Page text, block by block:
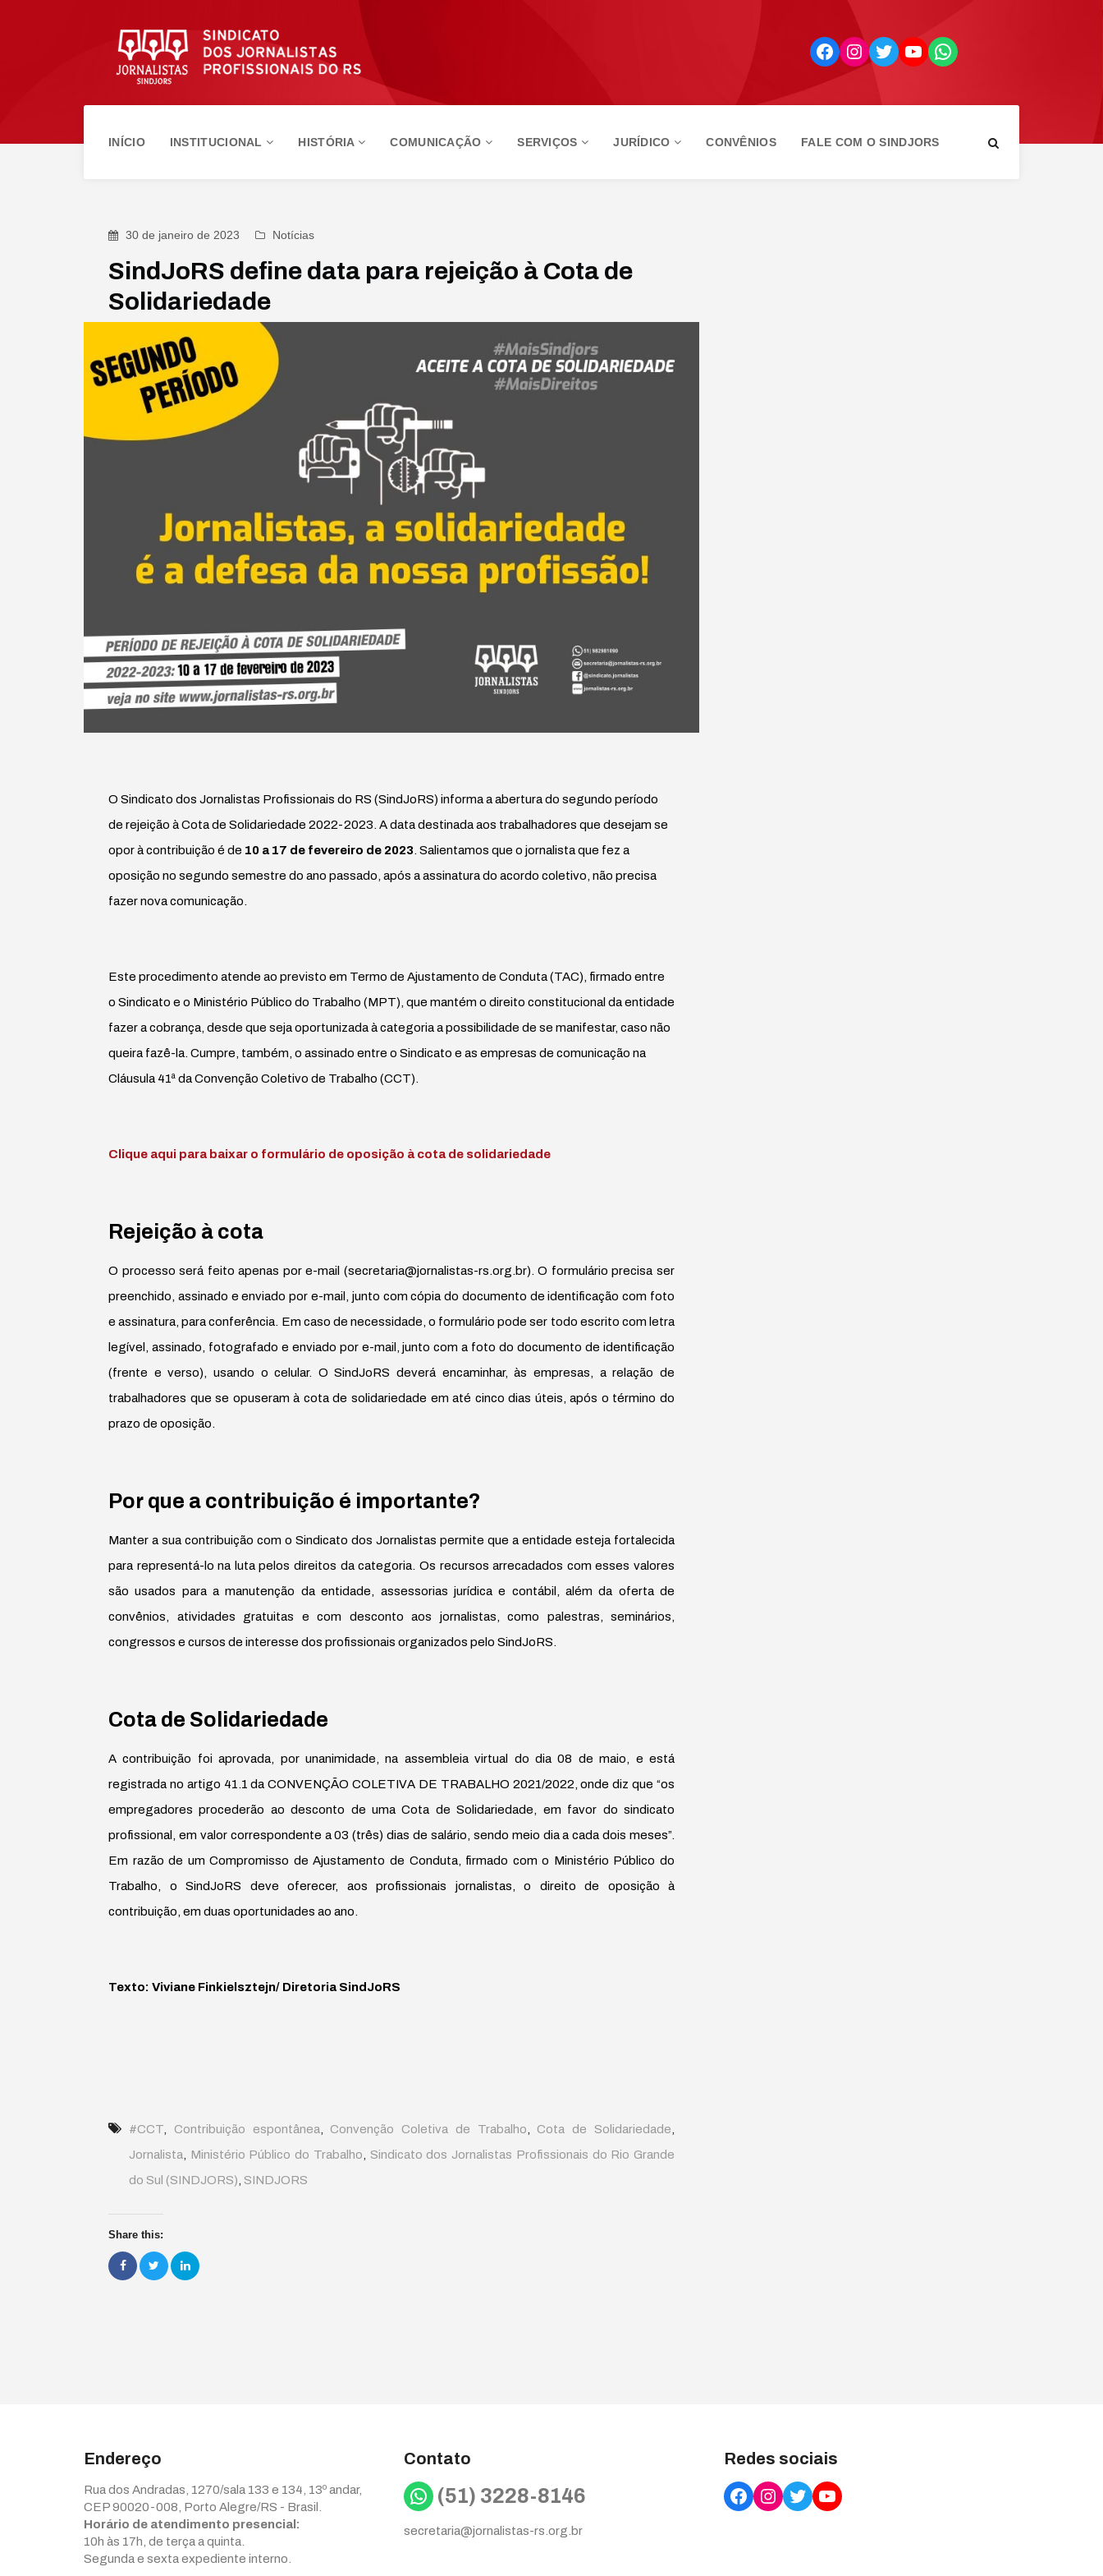
FacebookInstagram
TwitterYouTubeWhatsApp
INÍCIO INSTITUCIONAL HISTÓRIA COMUNICAÇÃO SERVIÇOS JURÍDICO CONVÊNIOS FALE COM O SINDJORS
30 de janeiro de 2023 Notícias
SindJoRS define data para rejeição à Cota de
Solidariedade
O Sindicato dos Jornalistas Profissionais do RS (SindJoRS) informa a abertura do segundo período
de rejeição à Cota de Solidariedade 2022-2023. A data destinada aos trabalhadores que desejam se
opor à contribuição é de 10 a 17 de fevereiro de 2023 . Salientamos que o jornalista que fez a
oposição no segundo semestre do ano passado, após a assinatura do acordo coletivo, não precisa
fazer nova comunicação.
Este procedimento atende ao previsto em Termo de Ajustamento de Conduta (TAC), firmado entre
o Sindicato e o Ministério Público do Trabalho (MPT), que mantém o direito constitucional da entidade
fazer a cobrança, desde que seja oportunizada à categoria a possibilidade de se manifestar, caso não
queira fazê-la. Cumpre, também, o assinado entre o Sindicato e as empresas de comunicação na
Cláusula 41ª da Convenção Coletivo de Trabalho (CCT).
Clique aqui para baixar o formulário de oposição à cota de solidariedade
Rejeição à cota
O processo será feito apenas por e-mail (secretaria@jornalistas-rs.org.br). O formulário precisa ser
preenchido, assinado e enviado por e-mail, junto com cópia do documento de identificação com foto
e assinatura, para conferência. Em caso de necessidade, o formulário pode ser todo escrito com letra
legível, assinado, fotografado e enviado por e-mail, junto com a foto do documento de identificação
(frente e verso), usando o celular. O SindJoRS deverá encaminhar, às empresas, a relação de
trabalhadores que se opuseram à cota de solidariedade em até cinco dias úteis, após o término do
prazo de oposição.
Por que a contribuição é importante?
Manter a sua contribuição com o Sindicato dos Jornalistas permite que a entidade esteja fortalecida
para representá-lo na luta pelos direitos da categoria. Os recursos arrecadados com esses valores
são usados para a manutenção da entidade, assessorias jurídica e contábil, além da oferta de
convênios, atividades gratuitas e com desconto aos jornalistas, como palestras, seminários,
congressos e cursos de interesse dos profissionais organizados pelo SindJoRS.
Cota de Solidariedade
A contribuição foi aprovada, por unanimidade, na assembleia virtual do dia 08 de maio, e está
registrada no artigo 41.1 da CONVENÇÃO COLETIVA DE TRABALHO 2021/2022, onde diz que “os
empregadores procederão ao desconto de uma Cota de Solidariedade, em favor do sindicato
profissional, em valor correspondente a 03 (três) dias de salário, sendo meio dia a cada dois meses”.
Em razão de um Compromisso de Ajustamento de Conduta, firmado com o Ministério Público do
Trabalho, o SindJoRS deve oferecer, aos profissionais jornalistas, o direito de oposição à
contribuição, em duas oportunidades ao ano.
Texto: Viviane Finkielsztejn/ Diretoria SindJoRS
#CCT Contribuição espontânea Convenção Coletiva de Trabalho Cota de Solidariedade
Jornalista
Ministério Público do Trabalho
Sindicato dos Jornalistas Profissionais do Rio Grande
do Sul (SINDJORS) SINDJORS
Share this:
Endereço
Rua dos Andradas, 1270/sala 133 e 134, 13º andar,
CEP 90020-008, Porto Alegre/RS - Brasil.
Horário de atendimento presencial:
10h às 17h, de terça a quinta.
Segunda e sexta expediente interno.
Contato
WhatsApp
(51) 3228-8146
secretaria@jornalistas-rs.org.br
Redes sociais
Facebook
Instagram
TwitterYouTube